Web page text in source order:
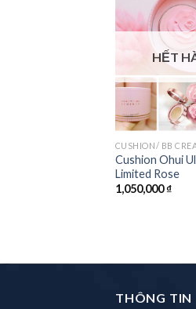
HẾT
Cushion Ohui
Limited Rose
1,050,000₫
THÔNG TIN